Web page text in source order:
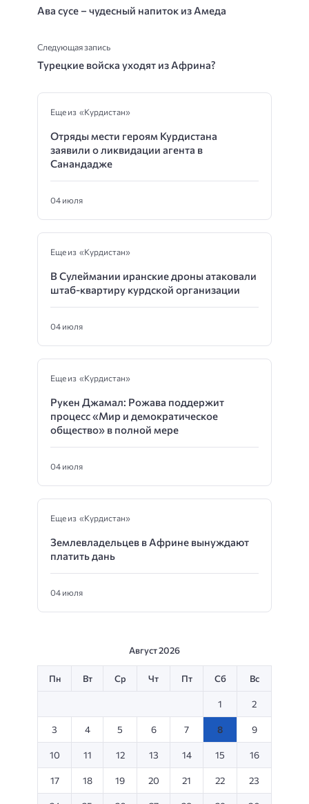
Ава сусе – чудесный напиток из Амеда
Следующая запись
Турецкие войска уходят из Африна?
Еще из «Курдистан»
Отряды мести героям Курдистана
заявили о ликвидации агента в
Санандадже
04 июля
Еще из «Курдистан»
В Сулеймании иранские дроны атаковали
штаб-квартиру курдской организации
04 июля
Еще из «Курдистан»
Рукен Джамал: Рожава поддержит
процесс «Мир и демократическое
общество» в полной мере
04 июля
Еще из «Курдистан»
Землевладельцев в Африне вынуждают
платить дань
04 июля
Август 2026
Пн Вт Ср Чт Пт Сб Вс
1 2
3 4 5 6 7 8 9
10 11 12 13 14 15 16
17 18 19 20 21 22 23